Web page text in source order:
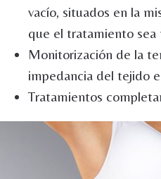
vacío, situados en la
que el tratamiento sea
Monitorización de la
impedancia del tejido
Tratamientos